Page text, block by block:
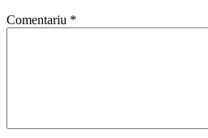
Comentariu *